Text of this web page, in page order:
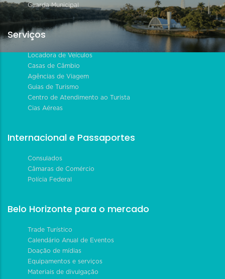
Guarda Municipal
Serviços
Locadora de Veículos
Casas de Câmbio
Agências de Viagem
Guias de Turismo
Centro de Atendimento ao Turista
Cias Aéreas
Internacional e Passaportes
Consulados
Câmaras de Comércio
Polícia Federal
Belo Horizonte para o mercado
Trade Turístico
Calendário Anual de Eventos
Doação de mídias
Equipamentos e serviços
Materiais de divulgação